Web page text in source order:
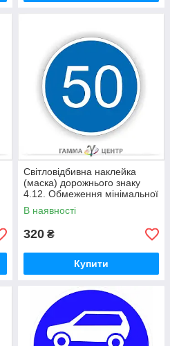
Світловідбивна наклейка
(маска) дорожнього знаку
4.12. Обмеження мінімальної
швидкості
В наявності
320 ₴
Купити